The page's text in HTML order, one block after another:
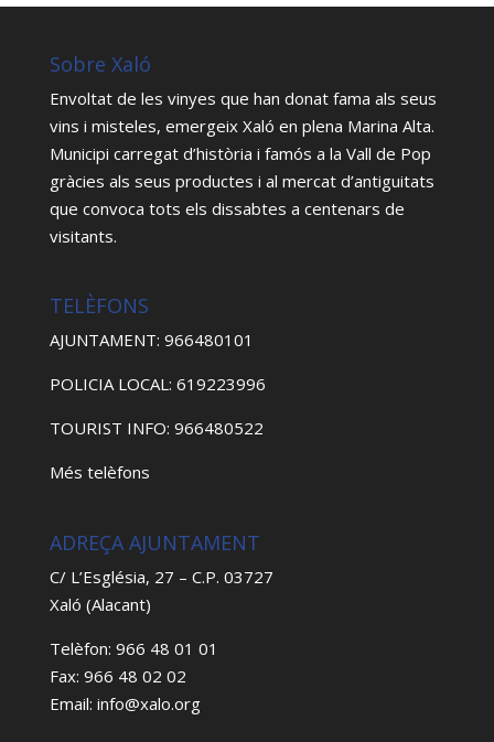
Sobre Xaló
Envoltat de les vinyes que han donat fama als seus
vins i misteles, emergeix Xaló en plena Marina Alta.
Municipi carregat d’història i famós a la Vall de Pop
gràcies als seus productes i al mercat d’antiguitats
que convoca tots els dissabtes a centenars de
visitants.
TELÈFONS
AJUNTAMENT: 966480101
POLICIA LOCAL: 619223996
TOURIST INFO: 966480522
Més telèfons
ADREÇA AJUNTAMENT
C/ L’Església, 27 – C.P. 03727
Xaló (Alacant)
Telèfon: 966 48 01 01
Fax: 966 48 02 02
Email: info@xalo.org